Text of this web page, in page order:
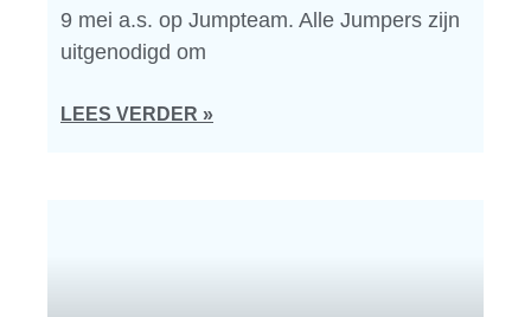
9 mei a.s. op Jumpteam. Alle Jumpers zijn
uitgenodigd om
LEES VERDER »